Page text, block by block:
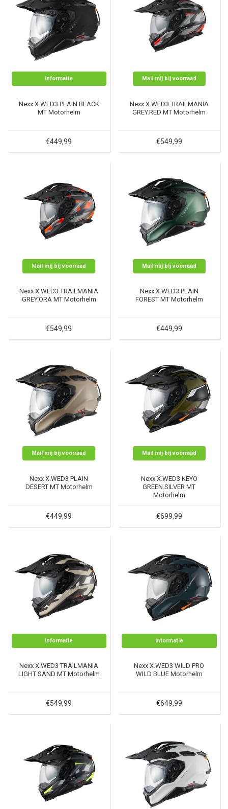
Informatie
Nexx X.WED3 PLAIN BLACK
MT Motorhelm
€449,99
Mail mij bij voorraad
Nexx X.WED3 TRAILMANIA
GREY.RED MT Motorhelm
€549,99
Mail mij bij voorraad
Nexx X.WED3 TRAILMANIA
GREY.ORA MT Motorhelm
€549,99
Mail mij bij voorraad
Nexx X.WED3 PLAIN
FOREST MT Motorhelm
€449,99
Mail mij bij voorraad
Nexx X.WED3 PLAIN
DESERT MT Motorhelm
€449,99
Mail mij bij voorraad
Nexx X.WED3 KEYO
GREEN.SILVER MT
Motorhelm
€699,99
Informatie
Nexx X.WED3 TRAILMANIA
LIGHT SAND MT Motorhelm
€549,99
Informatie
Nexx X.WED3 WILD PRO
WILD BLUE Motorhelm
€649,99